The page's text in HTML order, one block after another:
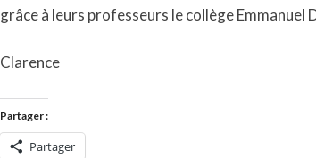
grâce à leurs professeurs le collège Emmanuel
Clarence
Partager :
Partager